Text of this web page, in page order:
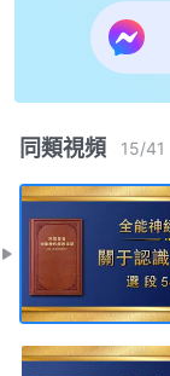
同類視頻 15/41